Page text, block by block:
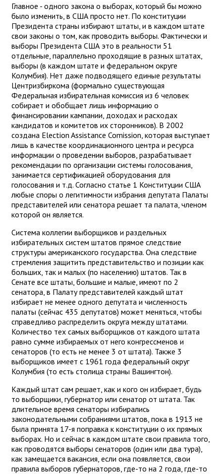
Главное - одного закона о выборах, который бы можно
было изменить, в США просто нет. По конституции
Президента страны избирают штаты, и в каждом штате
свои законы о том, как проводить выборы. Фактически и
выборы Президента США это в реальности 51
отдельные, параллельно проходящие в разных штатах,
выборы (в каждом штате и федеральном округе
Колумбия). Нет даже подводящего единые результаты
Центризбиркома (формально существующая
Федеральная избирательная комиссия из 6 человек
собирает и обобщает лишь информацию о
финансировании кампании, доходах и расходах
кандидатов и комитетов их сторонников). В 2002
создана Election Assistance Comission, которая выступает
лишь в качестве координационного центра и ресурса
информации о проведении выборов, разрабатывает
рекомендации по организации системы голосования,
занимается сертификацией оборудования для
голосования и т.д. Согласно статье 1 Конституции США
любые споры о легитимности избрания депутата Палаты
представителей или сенатора решает та палата, членом
которой он является.
Система коллегии выборщиков и раздельных
избирательных систем штатов прямое следствие
структуры американского государства. Она следствие
стремления защитить представительство и позиции как
больших, так и малых (по населению) штатов. Так в
Сенате все штаты, большие и малые, имеют по 2
сенатора, в Палату представителей каждый штат
избирает не менее одного депутата и численность
палаты (сейчас 435 депутатов) может меняться, чтобы
справедливо распределить округа между штатами.
Количество тех самых выборщиков от каждого штата
равно сумме избираемых от него конгрессменов и
сенаторов (то есть не менее 3 от штата). Также 3
выборщиков имеет с 1961 года федеральный округ
Колумбия (то есть столица страны Вашингтон).
Каждый штат сам решает, как и кого он избирает, будь
то выборщики, губернатор или сенатор от штата. Так
длительное время сенаторы избирались
законодательными собраниями штатов, пока в 1913 не
была принята 17-я поправка к конституции о их прямых
выборах. Но и сейчас в каждом штате свои правила того,
как проводятся выборы сенаторов (один или два тура),
как замещается вакансия, если она появляется, свои
правила выборов губернаторов, где-то на 2 года, где-то